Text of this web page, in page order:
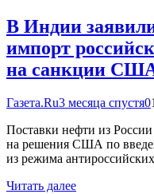
В Индии
импорт
на санкции
Газета.Ru3 месяца спустя0
Поставки нефти из
на решения США по
из режима
Читать далее